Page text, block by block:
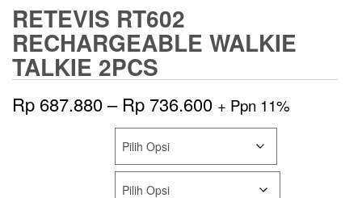
RETEVIS RT602
RECHARGEABLE WALKIE
TALKIE 2PCS
Rp 687.880– Rp 736.600Rentang
harga:
Rp 687.880
+ Ppn 11%